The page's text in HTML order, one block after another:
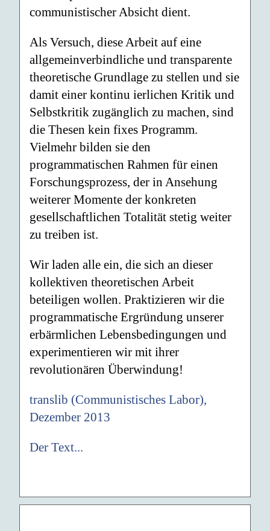
communistischer Absicht dient.
Als Versuch, diese Arbeit auf eine
allgemeinverbindliche und transparente
theoretische Grundlage zu stellen und sie
damit einer kontinu ierlichen Kritik und
Selbstkritik zugänglich zu machen, sind
die Thesen kein fixes Programm.
Vielmehr bilden sie den
programmatischen Rahmen für einen
Forschungsprozess, der in Ansehung
weiterer Momente der konkreten
gesellschaftlichen Totalität stetig weiter
zu treiben ist.
Wir laden alle ein, die sich an dieser
kollektiven theoretischen Arbeit
beteiligen wollen. Praktizieren wir die
programmatische Ergründung unserer
erbärmlichen Lebensbedingungen und
experimentieren wir mit ihrer
revolutionären Überwindung!
translib (Communistisches Labor),
Dezember 2013
Der Text...